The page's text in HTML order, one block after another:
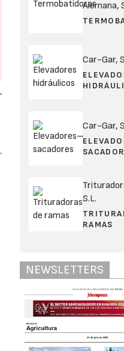
Alemana,
Car-Gar,
Car-Gar,
S.L.
RAMAS
NEWSLETTERS